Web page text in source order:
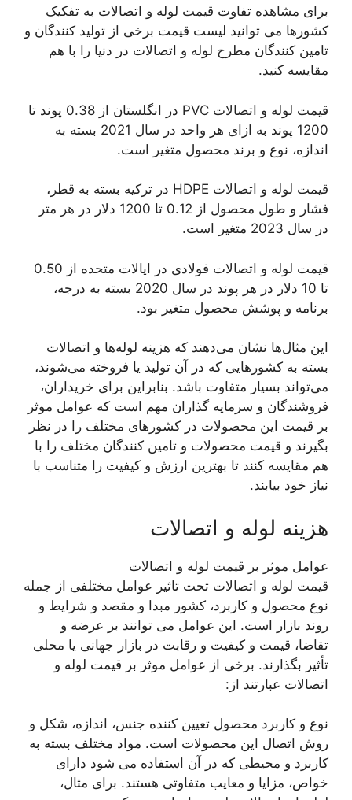
برای مشاهده تفاوت قیمت لوله و اتصالات به تفکیک
کشورها می توانید لیست قیمت برخی از تولید کنندگان و
تامین کنندگان مطرح لوله و اتصالات در دنیا را با هم
مقایسه کنید.
قیمت لوله و اتصالات PVC در انگلستان از 0.38 پوند تا
1200 پوند به ازای هر واحد در سال 2021 بسته به
اندازه، نوع و برند محصول متغیر است.
قیمت لوله و اتصالات HDPE در ترکیه بسته به قطر،
فشار و طول محصول از 0.12 تا 1200 دلار در هر متر
در سال 2023 متغیر است.
قیمت لوله و اتصالات فولادی در ایالات متحده از 0.50
تا 10 دلار در هر پوند در سال 2020 بسته به درجه،
برنامه و پوشش محصول متغیر بود.
این مثال‌ها نشان می‌دهند که هزینه لوله‌ها و اتصالات
بسته به کشورهایی که در آن تولید یا فروخته می‌شوند،
می‌تواند بسیار متفاوت باشد. بنابراین برای خریداران،
فروشندگان و سرمایه گذاران مهم است که عوامل موثر
بر قیمت این محصولات در کشورهای مختلف را در نظر
بگیرند و قیمت محصولات و تامین کنندگان مختلف را با
هم مقایسه کنند تا بهترین ارزش و کیفیت را متناسب با
نیاز خود بیابند.
هزینه لوله و اتصالات
عوامل موثر بر قیمت لوله و اتصالات
قیمت لوله و اتصالات تحت تاثیر عوامل مختلفی از جمله
نوع محصول و کاربرد، کشور مبدا و مقصد و شرایط و
روند بازار است. این عوامل می توانند بر عرضه و
تقاضا، قیمت و کیفیت و رقابت در بازار جهانی یا محلی
تأثیر بگذارند. برخی از عوامل موثر بر قیمت لوله و
اتصالات عبارتند از:
نوع و کاربرد محصول تعیین کننده جنس، اندازه، شکل و
روش اتصال این محصولات است. مواد مختلف بسته به
کاربرد و محیطی که در آن استفاده می شود دارای
خواص، مزایا و معایب متفاوتی هستند. برای مثال،